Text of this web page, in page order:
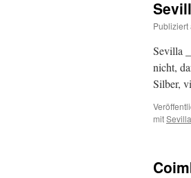
Publiziert
Sevilla
nicht,
Silber,
mitSevilla